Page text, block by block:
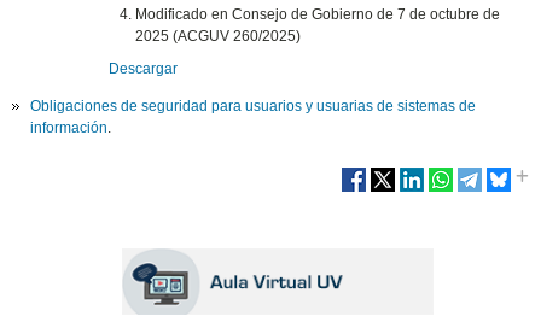
Modificado en Consejo de Gobierno de 7 de octubre de
2025 (ACGUV 260/2025)
Descargar
Obligaciones de seguridad para usuarios y usuarias de sistemas de
información